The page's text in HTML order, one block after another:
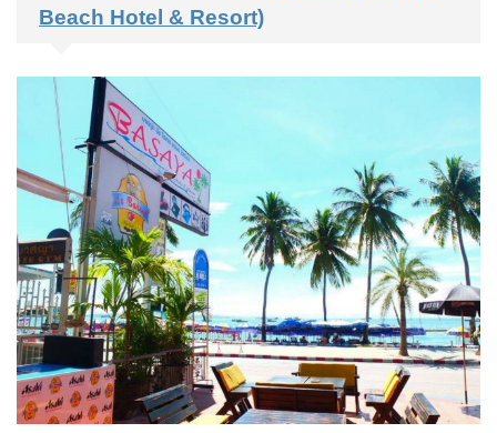
Beach Hotel & Resort)